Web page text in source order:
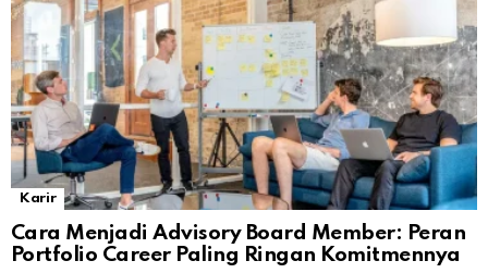
Karir
Cara Menjadi Advisory Board Member: Peran
Portfolio Career Paling Ringan Komitmennya